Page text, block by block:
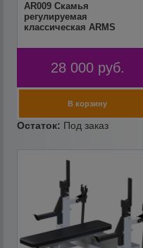
AR009 Скамья
регулируемая
классическая ARMS
28 000 руб.